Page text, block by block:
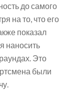
до самого
на то, что его
показал
наносить
Это
были